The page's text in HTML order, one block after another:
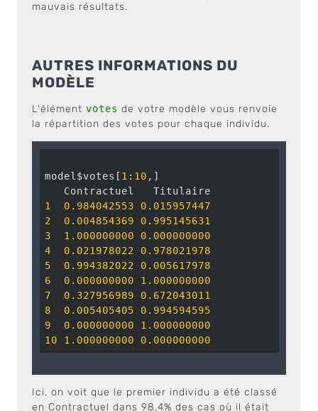
mauvais résultats.
AUTRES INFORMATIONS DU
MODÈLE
L'élément votes de votre modèle vous renvoie
la répartition des votes pour chaque individu.
model$votes[ 1 : 10 ,]
1
0.984042553
0.015957447
2
0.004854369
0.995145631
3
1.000000000
0.000000000
4
0.021978022
0.978021978
5
0.994382022
0.005617978
6
0.000000000
1.000000000
7
0.327956989
0.672043011
8
0.005405405
0.994594595
9
0.000000000
1.000000000
10
1.000000000 0.000000000
Ici, on voit que le premier individu a été classé
en Contractuel dans 98,4% des cas où il était